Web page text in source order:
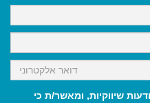
k
שיווקיות, ומאשר/ת כי